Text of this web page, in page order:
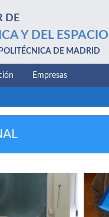
DE
Y DEL ESPACIO
DE MADRID
Empresas